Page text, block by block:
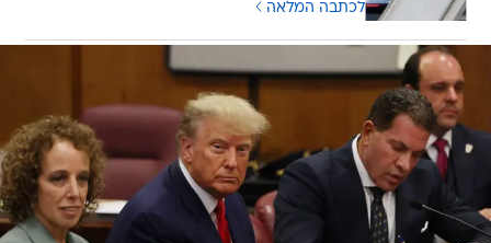
לכתבה המלאה